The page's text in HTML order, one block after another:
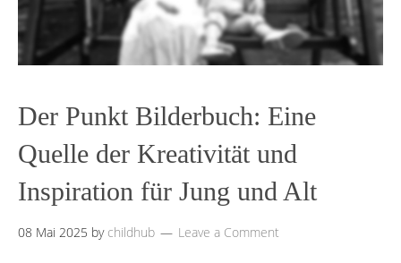
Der Punkt Bilderbuch: Eine
Quelle der Kreativität und
Inspiration für Jung und Alt
08 Mai 2025 by childhub Leave a Comment